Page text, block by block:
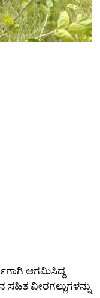
ಆಗಮಿಸಿದ್ದ
ವೀರಗಲ್ಲುಗಳನ್ನು